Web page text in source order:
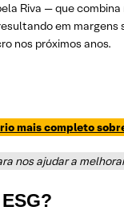
Riva — que
em
nos próximos anos.
mais completo
nos ajudar a